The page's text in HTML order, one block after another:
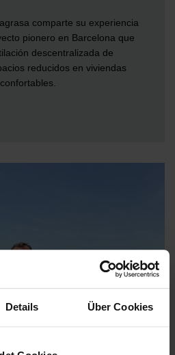
Details Über Cookies
comparte su experiencia
pionero en Barcelona que
descentralizada de
reducidos en viviendas